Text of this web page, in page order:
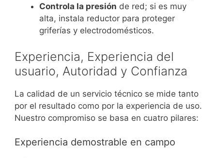
Controla la presión de red; si es muy
alta, instala reductor para proteger
griferías y electrodomésticos.
Experiencia, Experiencia del
usuario, Autoridad y Confianza
La calidad de un servicio técnico se mide tanto
por el resultado como por la experiencia de uso.
Nuestro compromiso se basa en cuatro pilares:
Experiencia demostrable en campo